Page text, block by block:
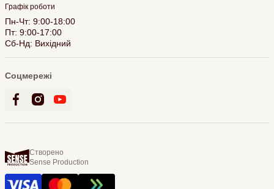
Графік роботи
Пн-Чт: 9:00-18:00
Пт: 9:00-17:00
Сб-Нд: Вихідний
Соцмережі
Створено
Sense Production